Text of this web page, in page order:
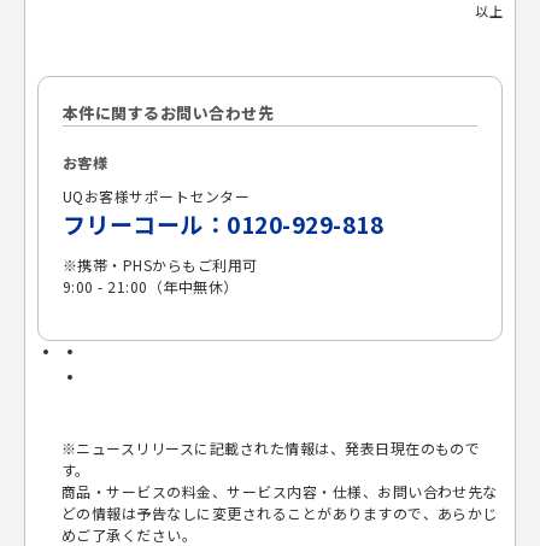
以上
本件に関するお問い合わせ先
お客様
UQお客様サポートセンター
フリーコール：0120-929-818
※携帯・PHSからもご利用可
9:00 - 21:00（年中無休）
※ニュースリリースに記載された情報は、発表日現在のもので
す。
商品・サービスの料金、サービス内容・仕様、お問い合わせ先な
どの情報は予告なしに変更されることがありますので、あらかじ
めご了承ください。